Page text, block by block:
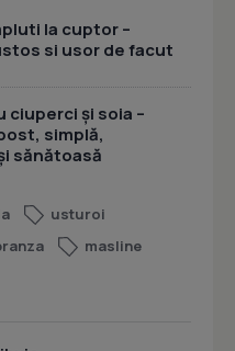
la cuptor –
si usor de facut
ciuperci și soia –
simplă,
sănătoasă
usturoi
masline